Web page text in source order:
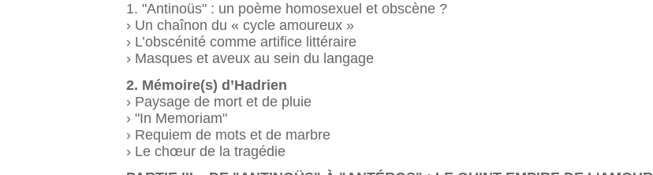
1. "Antinoüs" : un poème homosexuel et obscène ?
› Un chaînon du « cycle amoureux »
› L’obscénité comme artifice littéraire
› Masques et aveux au sein du langage
2. Mémoire(s) d’Hadrien
› Paysage de mort et de pluie
› "In Memoriam"
› Requiem de mots et de marbre
› Le chœur de la tragédie